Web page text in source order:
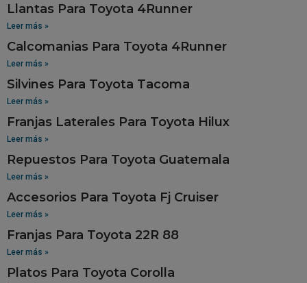
Llantas Para Toyota 4Runner
Leer más »
Calcomanias Para Toyota 4Runner
Leer más »
Silvines Para Toyota Tacoma
Leer más »
Franjas Laterales Para Toyota Hilux
Leer más »
Repuestos Para Toyota Guatemala
Leer más »
Accesorios Para Toyota Fj Cruiser
Leer más »
Franjas Para Toyota 22R 88
Leer más »
Platos Para Toyota Corolla